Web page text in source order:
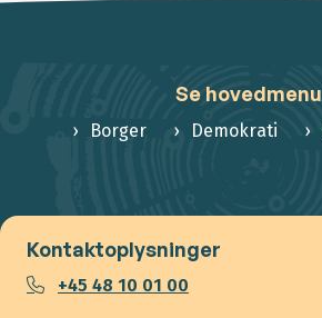
Se hovedmenu
Borger Demokrati
Kontaktoplysninger
+45 48 10 01 00